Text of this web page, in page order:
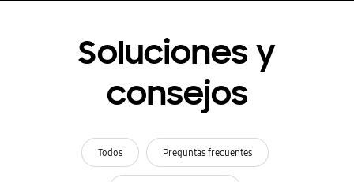
Soluciones y
consejos
Todos Preguntas frecuentes